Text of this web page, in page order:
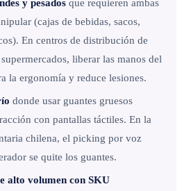
y pesados que requieren ambas
(cajas de bebidas, sacos,
En centros de distribución de
liberar las manos del
la ergonomía y reduce lesiones.
donde usar guantes gruesos
con pantallas táctiles. En la
chilena, el picking por voz
se quite los guantes.
alto volumen con SKU